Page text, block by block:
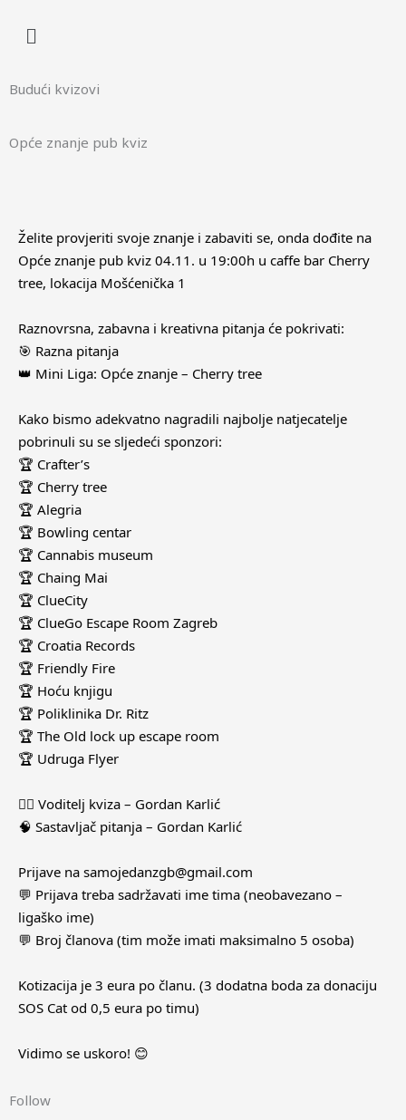
Menu
Budući kvizovi
Opće znanje pub kviz
Želite provjeriti svoje znanje i zabaviti se, onda dođite na
Opće znanje pub kviz 04.11. u 19:00h u caffe bar Cherry
tree, lokacija Mošćenička 1
Raznovrsna, zabavna i kreativna pitanja će pokrivati:
🎯 Razna pitanja
👑 Mini Liga: Opće znanje – Cherry tree
Kako bismo adekvatno nagradili najbolje natjecatelje
pobrinuli su se sljedeći sponzori:
🏆 Crafter’s
🏆 Cherry tree
🏆 Alegria
🏆 Bowling centar
🏆 Cannabis museum
🏆 Chaing Mai
🏆 ClueCity
🏆 ClueGo Escape Room Zagreb
🏆 Croatia Records
🏆 Friendly Fire
🏆 Hoću knjigu
🏆 Poliklinika Dr. Ritz
🏆 The Old lock up escape room
🏆 Udruga Flyer
🧛‍♂️ Voditelj kviza – Gordan Karlić
🧠 Sastavljač pitanja – Gordan Karlić
Prijave na samojedanzgb@gmail.com
💬 Prijava treba sadržavati ime tima (neobavezano –
ligaško ime)
💬 Broj članova (tim može imati maksimalno 5 osoba)
Kotizacija je 3 eura po članu. (3 dodatna boda za donaciju
SOS Cat od 0,5 eura po timu)
Vidimo se uskoro! 😊
Follow